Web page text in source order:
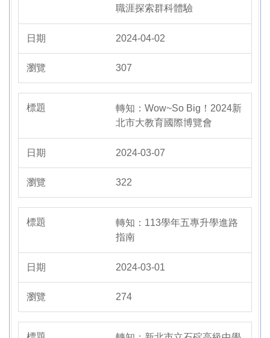
職涯探索群科體驗
2024-04-02
307
轉知：Wow~So Big！2024新
北市大教育國際博覽會
2024-03-07
322
轉知：113學年五專升學進路
指南
2024-03-01
274